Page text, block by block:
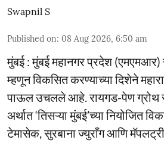
Swapnil S
Published on: 08 Aug 2026, 6:50 am
मुंबई : मुंबई महानगर प्रदेश
म्हणून विकसित करण्याच्या दिशेने
पाऊल उचलले आहे. रायगड-पेण ग्रोथ
अर्थात ‘तिसऱ्या मुंबई’च्या नियोजित
टेमासेक, सुरबाना ज्युराँग आणि मॅपलट्री